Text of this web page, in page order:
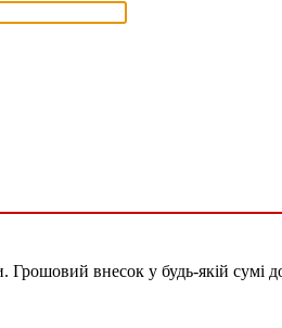
внесок у будь-якій сумі